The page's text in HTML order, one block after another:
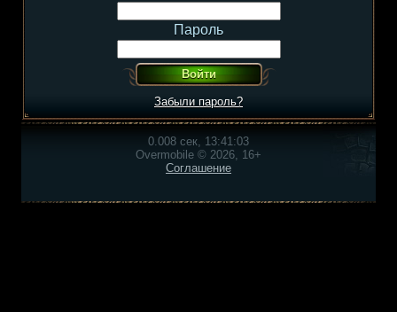
Пароль
Забыли пароль?
0.008 сек, 13:41:03
Overmobile © 2026, 16+
Соглашение